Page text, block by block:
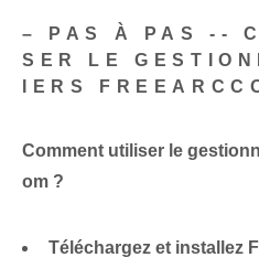
– PAS À PAS --
SER LE
IERS
Comment utiliser le
om ?
Téléchargez et installez